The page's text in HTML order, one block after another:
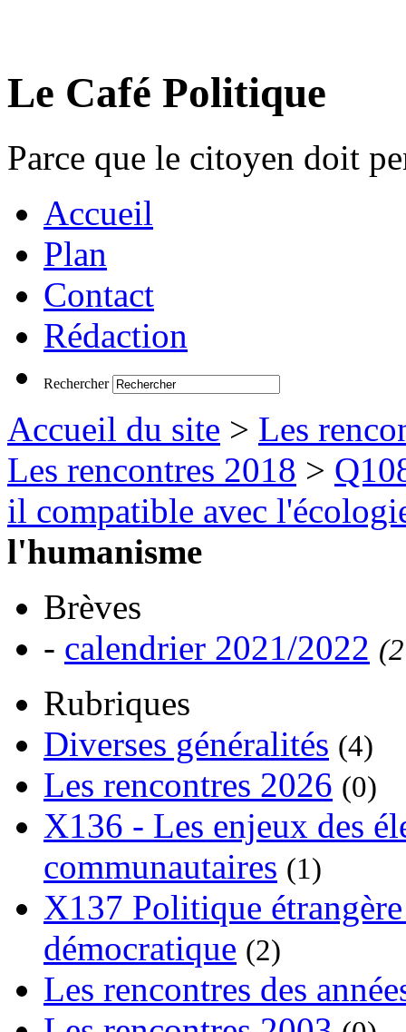
Le Café Politique
Parce que le citoyen doit
Accueil
Plan
Contact
Rédaction
Rechercher
Accueil du site > Les
Les rencontres 2018 >
il compatible avec
l'humanisme
Brèves
- calendrier 2021/2022
Rubriques
Diverses généralités (4)
Les rencontres 2026 (0)
X136 - Les enjeux des
communautaires (1)
X137 Politique
démocratique (2)
Les rencontres des